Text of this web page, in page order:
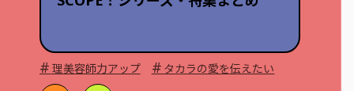
# 理美容師力アップ # タカラの愛を伝えたい